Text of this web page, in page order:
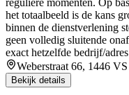
reguliere momenten. Op
het totaalbeeld is de kans
binnen de dienstverlening
geen volledig sluitende
exact hetzelfde bedrijf/
Weberstraat 66, 1446
Bekijk details